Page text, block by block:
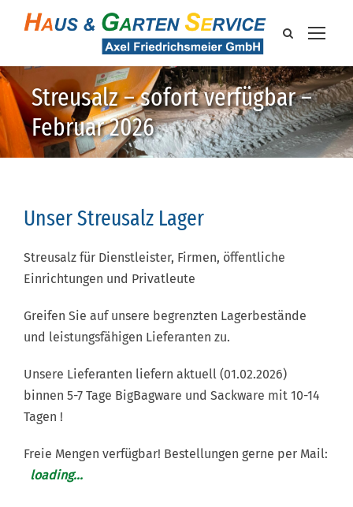
Streusalz – sofort verfügbar –
Februar 2026
Unser Streusalz Lager
Streusalz für Dienstleister, Firmen, öffentliche
Einrichtungen und Privatleute
Greifen Sie auf unsere begrenzten Lagerbestände
und leistungsfähigen Lieferanten zu.
Unsere Lieferanten liefern aktuell (01.02.2026)
binnen 5-7 Tage BigBagware und Sackware mit 10-14
Tagen !
Freie Mengen verfügbar! Bestellungen gerne per Mail:
loading...